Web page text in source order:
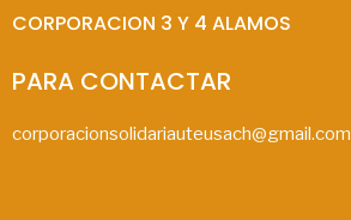
CORPORACION 3 Y 4 ALAMOS
PARA CONTACTAR
corporacionsolidariauteusach@gmail.com